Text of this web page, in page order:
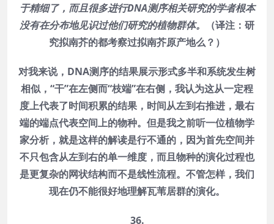
于精细了，而且很多进行DNA测序相关研究的学者根本
没有在分布地见识过他们研究的植物群体。
（译注：研
究拟南芥的都考察过拟南芥原产地么？）
对我来说，DNA测序的结果展示形式多半和系统发生树
相似，“干”在左侧而“枝端”在右侧，我认为这从一定程
度上代表了时间积累的结果，时间从左到右推进，最右
端的端点代表空间上的物种。但是我之前听一位植物学
家分析，就是这样的解读是行不通的，因为首先空间并
不只包含从左到右的单一维度，而且物种的演化过程也
是更复杂的网状结构而不是线性流程。不管怎样，我们
现在仍不能很好地理解瓦苇居群的演化。
36.